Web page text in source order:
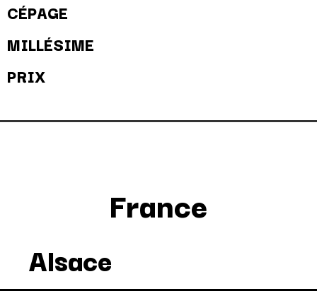
CÉPAGE
MILLÉSIME
PRIX
France
Alsace